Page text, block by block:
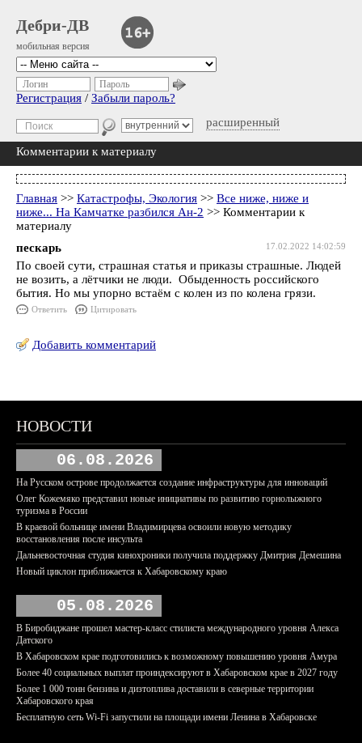
Дебри-ДВ
мобильная версия
расширенный
Логин Пароль
Регистрация / Забыли пароль?
Комментарии к материалу
Главная >> Катастрофы, Экология >> Все ниже, ниже и
ниже... На Камчатке разбился Ан-2 >> Комментарии к
материалу
17.02.2022 14:02:59
пескарь
По своей сути, страшная статья и приказы страшные. Людей
не возить, а лётчики не люди. Обыденность российского
бытия. Но мы упорно встаём с колен из по колена грязи.
Ответить Цитировать
Добавить комментарий
НОВОСТИ
06.08.2026
На Русском острове продолжается создание инфраструктуры для инноваций
Олег Кожемяко представил новые инициативы по развитию горнолыжного
туризма в России
В краевой больнице имени Владимирцева освоили новую методику
восстановления после инсульта
Дальневосточная студия кинохроники получила поддержку Дмитрия Демешина
Новый циклон приближается к Хабаровскому краю
05.08.2026
В Биробиджане прошел мастер-класс стилиста международного уровня Алекса
Датского
В Хабаровском крае подготовились к возможному повышению уровня Амура
Более 40 социальных выплат проиндексируют в Хабаровском крае в 2027 году
Более 1 000 тонн бензина и дизтоплива доставили в северные территории
Хабаровского края
Бесплатную сеть Wi-Fi запустили на площади имени Ленина в Хабаровске